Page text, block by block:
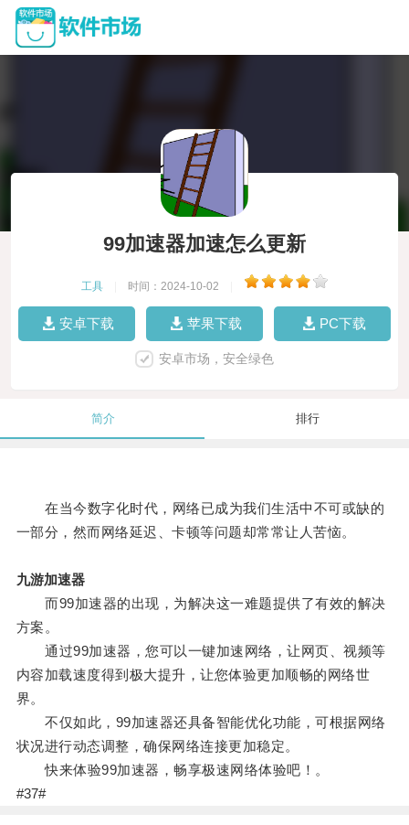
99加速器加速怎么更新
工具 时间：2024-10-02
安卓下载 苹果下载 PC下载
安卓市场，安全绿色
简介 排行
在当今数字化时代，网络已成为我们生活中不可或缺的
一部分，然而网络延迟、卡顿等问题却常常让人苦恼。
九游加速器
而99加速器的出现，为解决这一难题提供了有效的解决
方案。
通过99加速器，您可以一键加速网络，让网页、视频等
内容加载速度得到极大提升，让您体验更加顺畅的网络世
界。
不仅如此，99加速器还具备智能优化功能，可根据网络
状况进行动态调整，确保网络连接更加稳定。
快来体验99加速器，畅享极速网络体验吧！。
#37#